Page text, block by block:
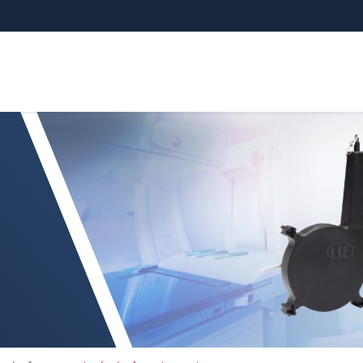
pro integraci a OEM